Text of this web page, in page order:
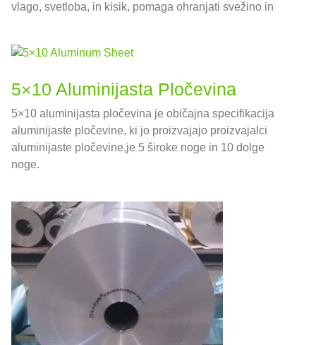
vlago, svetloba, in kisik, pomaga ohranjati svežino in
5×10 Aluminijasta Pločevina
5×10 aluminijasta pločevina je običajna specifikacija
aluminijaste pločevine, ki jo proizvajajo proizvajalci
aluminijaste pločevine,je 5 široke noge in 10 dolge
noge.